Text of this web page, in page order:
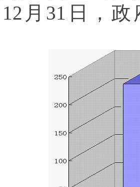
12 月 31 日，